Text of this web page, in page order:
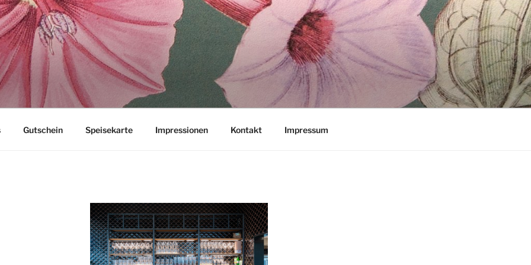
HOHENWART
Gutschein Speisekarte Impressionen Kontakt Impressum